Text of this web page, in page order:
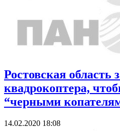
Ростовская область
квадрокоптера,
“черными
14.02.2020 18:08